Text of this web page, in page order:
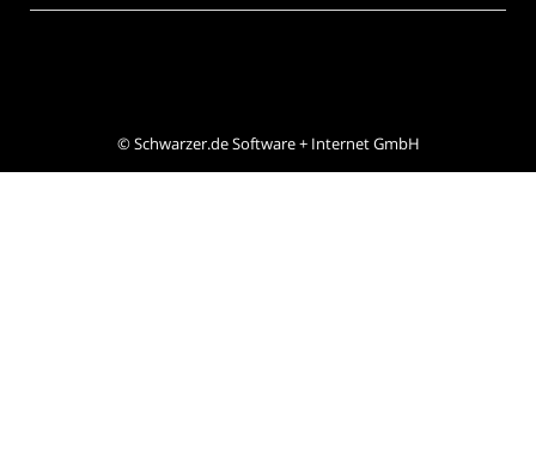
©Schwarzer.de Software + Internet GmbH